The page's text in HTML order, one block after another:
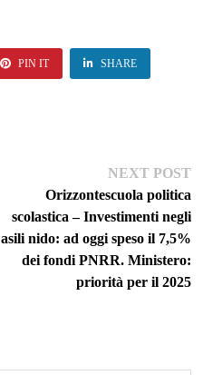
PIN IT SHARE
NEXT POST
Orizzontescuola politica
scolastica – Investimenti negli
asili nido: ad oggi speso il 7,5%
dei fondi PNRR. Ministero:
priorità per il 2025